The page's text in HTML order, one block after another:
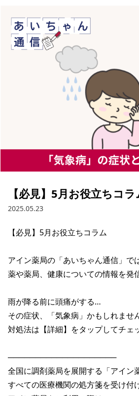
【必見】5月お役立ちコラ
2025.05.23
【必見】5月お役立ちコラム
アイン薬局の「あいちゃん通信」で
薬や薬局、健康についての情報を発
雨が降る前に頭痛がする…
その症状、「気象病」かもしれませ
対処法は【詳細】をタップしてチェ
────────────────────
全国に調剤薬局を展開する「アイン
すべての医療機関の処方箋を受け付